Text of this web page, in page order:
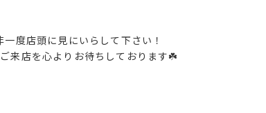
度店頭に見にいらして下さい！
店を心よりお待ちしております☘️